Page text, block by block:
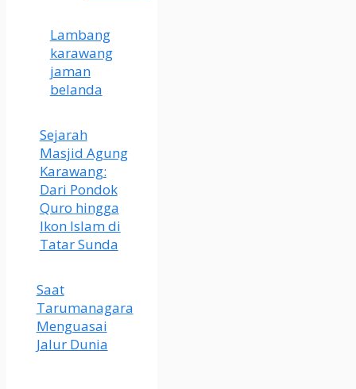
Lambang
karawang
jaman
belanda
Sejarah
Masjid Agung
Karawang:
Dari Pondok
Quro hingga
Ikon Islam di
Tatar Sunda
Saat
Tarumanagara
Menguasai
Jalur Dunia